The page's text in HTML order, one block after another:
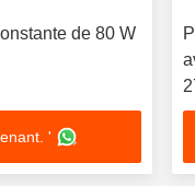
de 80 W
'